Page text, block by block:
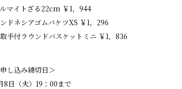
マイトざる22cm ￥1，944
ドネシアゴムバケツXS ￥1，296
手付ラウンドバスケットミニ ￥1，836
し込み締切日＞
8日（火）19：00まで